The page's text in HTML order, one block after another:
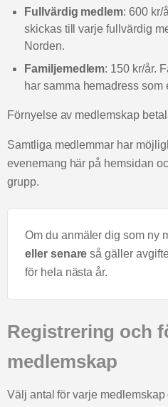
Fullvärdig medlem: 600 kr/
skickas till varje fullvärdig
Norden.
Familjemedlem: 150 kr/år.
har samma hemadress
Förnyelse av medlemskap
Samtliga medlemmar har
evenemang här på hemsidan
grupp.
Om du anmäler dig som ny
eller senare så gäller
för hela nästa år.
Registrering och
medlemskap
Välj antal för varje